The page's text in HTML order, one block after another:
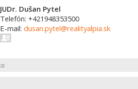
JUDr. Dušan Pytel
Telefón: +421948353500
E-mail: dusan.pytel@realityalpia.sk